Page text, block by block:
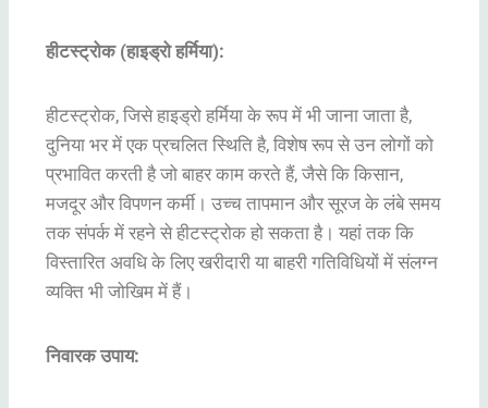
हीटस्ट्रोक (हाइड्रो हर्मिया):
हीटस्ट्रोक, जिसे हाइड्रो हर्मिया के रूप में भी जाना जाता है,
दुनिया भर में एक प्रचलित स्थिति है, विशेष रूप से उन लोगों को
प्रभावित करती है जो बाहर काम करते हैं, जैसे कि किसान,
मजदूर और विपणन कर्मी। उच्च तापमान और सूरज के लंबे समय
तक संपर्क में रहने से हीटस्ट्रोक हो सकता है। यहां तक कि
विस्तारित अवधि के लिए खरीदारी या बाहरी गतिविधियों में संलग्न
व्यक्ति भी जोखिम में हैं।
निवारक उपाय: